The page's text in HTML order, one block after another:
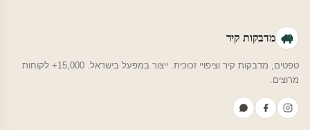
מדבקות קיר
טפטים, מדבקות קיר וציפויי זכוכית. ייצור במפעל בישראל. 15,000+ לקוחות
מרוצים.